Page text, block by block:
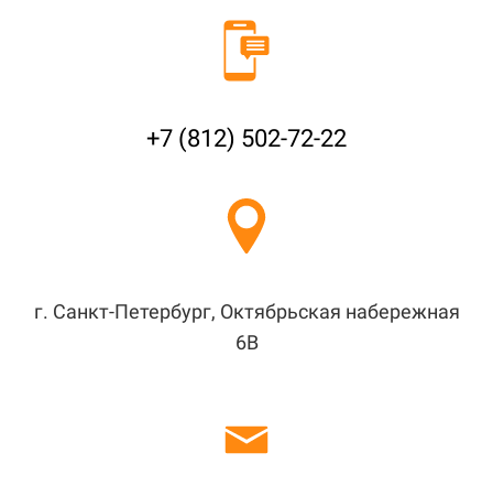
+7 (812) 502-72-22
г. Санкт-Петербург, Октябрьская набережная
6В